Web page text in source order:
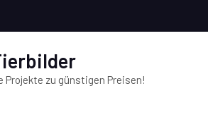
zu günstigen Preisen!